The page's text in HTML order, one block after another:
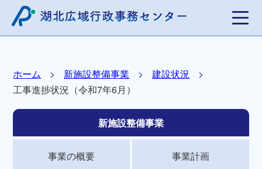
ホーム 新施設整備事業
建設状況
工事進捗状況（令和7年6月）
新施設整備事業
事業の概要 事業計画